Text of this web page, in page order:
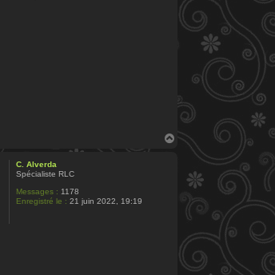
H
C. Alverda
Spécialiste RLC
Messages : 1178
Enregistré le : 21 juin 2022, 19:19